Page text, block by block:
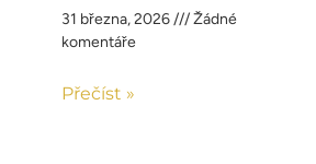
31 března, 2026
Žádné
komentáře
Přečíst »